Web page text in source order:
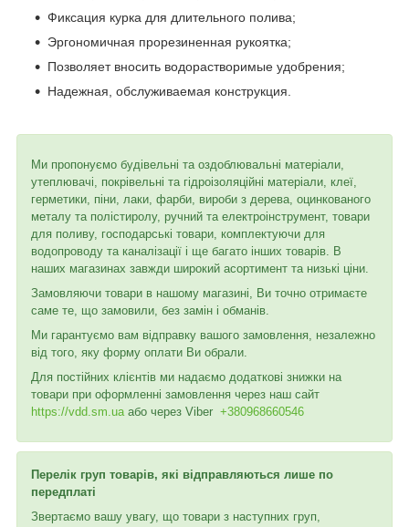
Фиксация курка для длительного полива;
Эргономичная прорезиненная рукоятка;
Позволяет вносить водорастворимые удобрения;
Надежная, обслуживаемая конструкция.
Ми пропонуємо будівельні та оздоблювальні матеріали,
утеплювачі, покрівельні та гідроізоляційні матеріали, клеї,
герметики, піни, лаки, фарби, вироби з дерева, оцинкованого
металу та полістиролу, ручний та електроінструмент, товари
для поливу, господарські товари, комплектуючи для
водопроводу та каналізації і ще багато інших товарів. В
наших магазинах завжди широкий асортимент та низькі ціни.
Замовляючи товари в нашому магазині, Ви точно отримаєте
саме те, що замовили, без замін і обманів.
Ми гарантуємо вам відправку вашого замовлення, незалежно
від того, яку форму оплати Ви обрали.
Для постійних клієнтів ми надаємо додаткові знижки на
товари при оформленні замовлення через наш сайт
https://vdd.sm.ua або через Viber +380968660546
Перелік груп товарів, які відправляються лише по
передплаті
Звертаємо вашу увагу, що товари з наступних груп,